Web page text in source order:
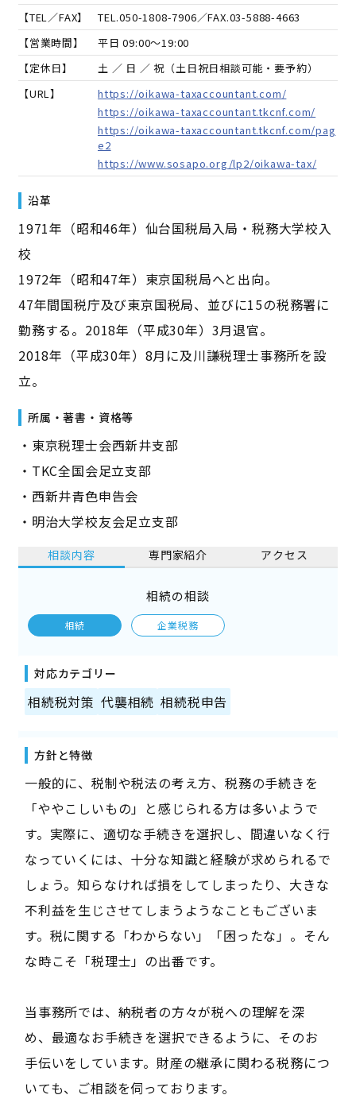
【TEL／FAX】
TEL.050-1808-7906／FAX.03-5888-4663
【営業時間】
平日 09:00～19:00
【定休日】
土 ／ 日 ／ 祝（土日祝日相談可能・要予約）
【URL】
https://oikawa-taxaccountant.com/
https://oikawa-taxaccountant.tkcnf.com/
https://oikawa-taxaccountant.tkcnf.com/pag
e2
https://www.sosapo.org/lp2/oikawa-tax/
沿革
1971年（昭和46年）仙台国税局入局・税務大学校入
校
1972年（昭和47年）東京国税局へと出向。
47年間国税庁及び東京国税局、並びに15の税務署に
勤務する。2018年（平成30年）3月退官。
2018年（平成30年）8月に及川謙税理士事務所を設
立。
所属・著書・資格等
・東京税理士会西新井支部
・TKC全国会足立支部
・西新井青色申告会
・明治大学校友会足立支部
相談内容 専門家紹介 アクセス
相続の相談
相続 企業税務
対応カテゴリー
相続税対策 代襲相続 相続税申告
方針と特徴
一般的に、税制や税法の考え方、税務の手続きを
「ややこしいもの」と感じられる方は多いようで
す。実際に、適切な手続きを選択し、間違いなく行
なっていくには、十分な知識と経験が求められるで
しょう。知らなければ損をしてしまったり、大きな
不利益を生じさせてしまうようなこともございま
す。税に関する「わからない」「困ったな」。そん
な時こそ「税理士」の出番です。
当事務所では、納税者の方々が税への理解を深
め、最適なお手続きを選択できるように、そのお
手伝いをしています。財産の継承に関わる税務につ
いても、ご相談を伺っております。